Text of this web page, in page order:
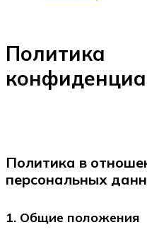
Политика
Политика в
персональных
1. Общие положения